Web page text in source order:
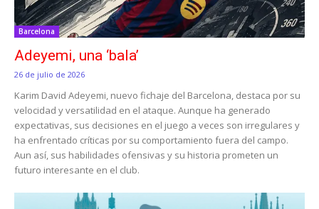
Barcelona
Adeyemi, una ‘bala’
26 de julio de 2026
Karim David Adeyemi, nuevo fichaje del Barcelona, destaca por su
velocidad y versatilidad en el ataque. Aunque ha generado
expectativas, sus decisiones en el juego a veces son irregulares y
ha enfrentado críticas por su comportamiento fuera del campo.
Aun así, sus habilidades ofensivas y su historia prometen un
futuro interesante en el club.